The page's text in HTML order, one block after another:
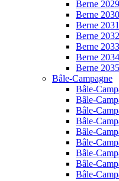
Berne 2029
Berne 2030
Berne 2031
Berne 2032
Berne 2033
Berne 2034
Berne 2035
Bâle-Campagne
Bâle-
Bâle-
Bâle-
Bâle-
Bâle-
Bâle-
Bâle-
Bâle-
Bâle-